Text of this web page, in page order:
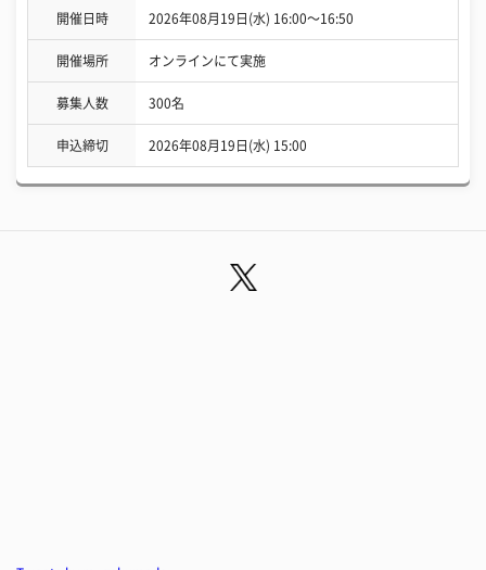
開催日時 2026年08月19日(水) 16:00〜16:50
開催場所 オンラインにて実施
募集人数 300名
申込締切 2026年08月19日(水) 15:00